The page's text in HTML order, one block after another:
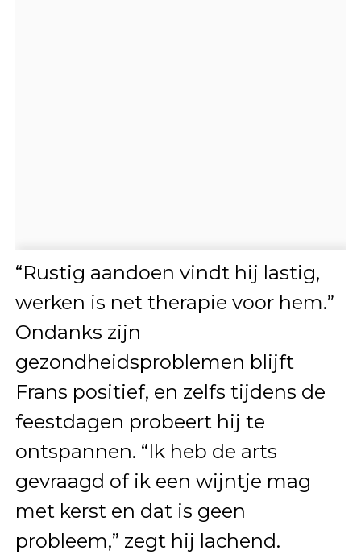
“Rustig aandoen vindt hij lastig,
werken is net therapie voor hem.”
Ondanks zijn
gezondheidsproblemen blijft
Frans positief, en zelfs tijdens de
feestdagen probeert hij te
ontspannen. “Ik heb de arts
gevraagd of ik een wijntje mag
met kerst en dat is geen
probleem,” zegt hij lachend.